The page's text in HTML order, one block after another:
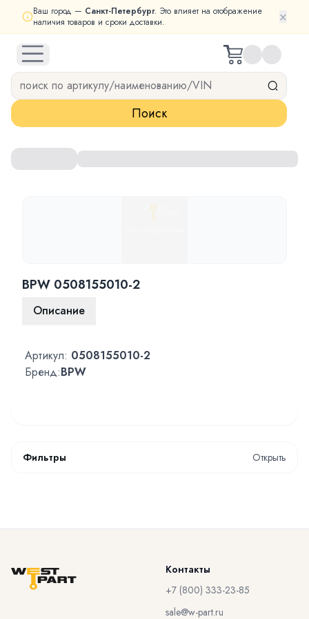
Ваш город — Санкт-Петербург. Это влияет на отображение
наличия товаров и сроки доставки.
×
open navigation menu
Поиск
BPW 0508155010-2
Описание
Артикул: 0508155010-2
Бренд:BPW
Фильтры Открыть
Контакты
+7 (800) 333-23-85
sale@w-part.ru